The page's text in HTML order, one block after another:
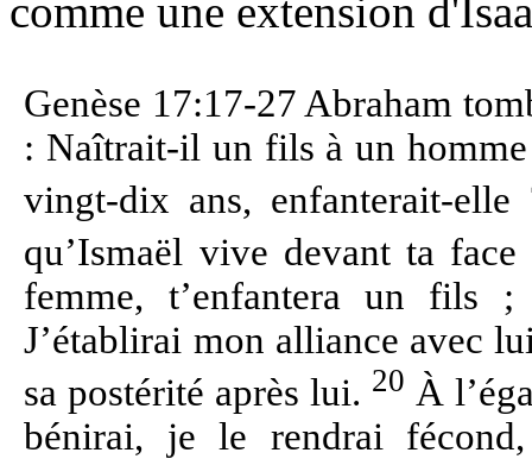
comme une extension
Genèse 17:17-27 Abraham
: Naîtrait-il un fils à un homme
vingt-dix ans, enfanterait-
qu’Ismaël vive devant ta
femme, t’enfantera un fils
J’établirai mon alliance avec
sa postérité après lui. 20 À
bénirai, je le rendrai